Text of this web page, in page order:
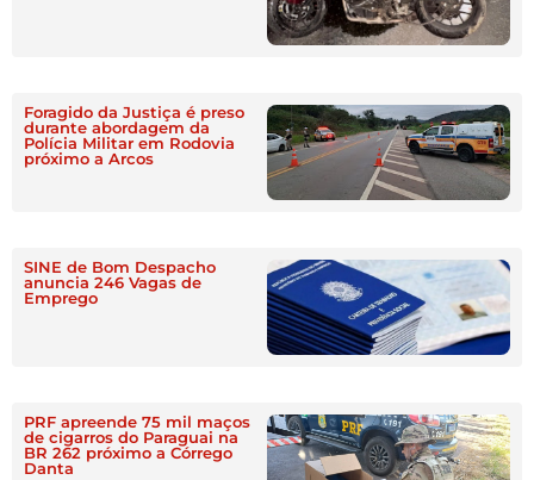
Foragido da Justiça é preso
durante abordagem da
Polícia Militar em Rodovia
próximo a Arcos
SINE de Bom Despacho
anuncia 246 Vagas de
Emprego
PRF apreende 75 mil maços
de cigarros do Paraguai na
BR 262 próximo a Córrego
Danta